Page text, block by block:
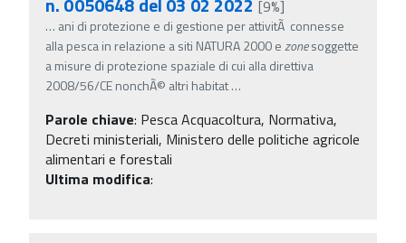
[9%]
… ani di protezione e di gestione per attivitÃ connesse
alla pesca in relazione a siti NATURA 2000 ezonesoggette
a misure di protezione spaziale di cui alla direttiva
2008/56/CE nonchÃ© altri habitat…
Parole chiave: Pesca Acquacoltura, Normativa,
Decreti ministeriali, Ministero delle politiche agricole
alimentari e forestali
Ultima modifica: